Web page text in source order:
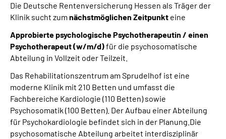
Leichte Sprache
Gebärdensprache
Login
Die Deutsche Rentenversicherung Hessen als Träger der
Klinik sucht zum nächstmöglichen Zeitpunkt eine
Approbierte psychologische Psychotherapeutin / einen
Psychotherapeut (w/m/d)für die psychosomatische
Abteilung in Vollzeit oder Teilzeit.
Das Rehabilitationszentrum am Sprudelhof ist eine
moderne Klinik mit 210 Betten und umfasst die
Fachbereiche Kardiologie (110 Betten) sowie
Psychosomatik (100 Betten). Der Aufbau einer Abteilung
für Psychokardiologie befindet sich in der Planung.Die
psychosomatische Abteilung arbeitet interdisziplinär